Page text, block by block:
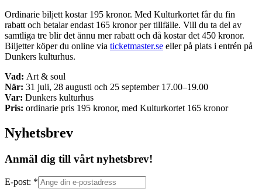
Ordinarie biljett kostar 195 kronor. Med Kulturkortet får du fin
rabatt och betalar endast 165 kronor per tillfälle. Vill du ta del av
samtliga tre blir det ännu mer rabatt och då kostar det 450 kronor.
Biljetter köper du online via ticketmaster.se eller på plats i entrén på
Dunkers kulturhus.
Vad: Art & soul
När: 31 juli, 28 augusti och 25 september 17.00–19.00
Var: Dunkers kulturhus
Pris: ordinarie pris 195 kronor, med Kulturkortet 165 kronor
Nyhetsbrev
Anmäl dig till vårt nyhetsbrev!
E-post: *